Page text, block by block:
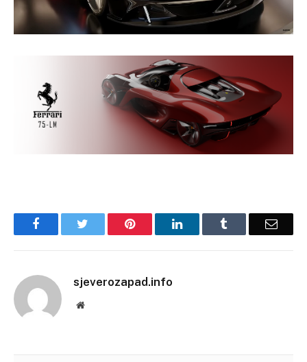
Facebook Pinterest LinkedIn Email
sjeverozapad.info
Website